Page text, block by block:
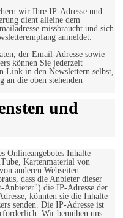
wir Ihre IP-Adresse und
dient alleine dem
missbraucht und sich
anmeldet.
der Email-Adresse sowie
können Sie jederzeit
Link in den Newslettern selbst,
die oben stehenden
und
Onlineangebotes Inhalte
Kartenmaterial von
anderen Webseiten
dass die Anbieter dieser
Anbieter") die IP-Adresse der
könnten sie die Inhalte
senden. Die IP-Adresse ist
Wir bemühen uns